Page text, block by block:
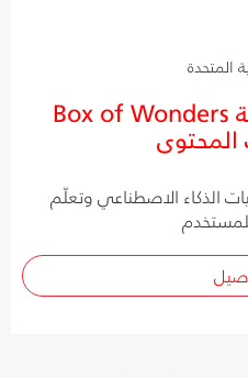
شبكة OSN تطلق منصة Box of Wonders
الذكاء الاصطناعي وتعلّم